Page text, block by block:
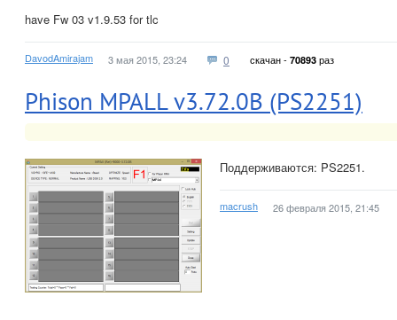
have Fw 03 v1.9.53 for tlc
DavodAmirajam 3 мая 2015, 23:24 0 скачан - 70893 раз
Phison MPALL v3.72.0B (PS2251)
Поддерживаются: PS2251.
macrush 26 февраля 2015, 21:45